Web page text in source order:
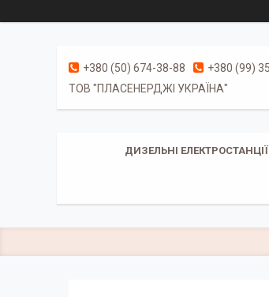
+380 (50) 674-38-88
+380 (99)
ТОВ "ПЛАСЕНЕРДЖІ УКРАЇНА"
ДИЗЕЛЬНІ ЕЛЕКТРОСТАНЦІЇ